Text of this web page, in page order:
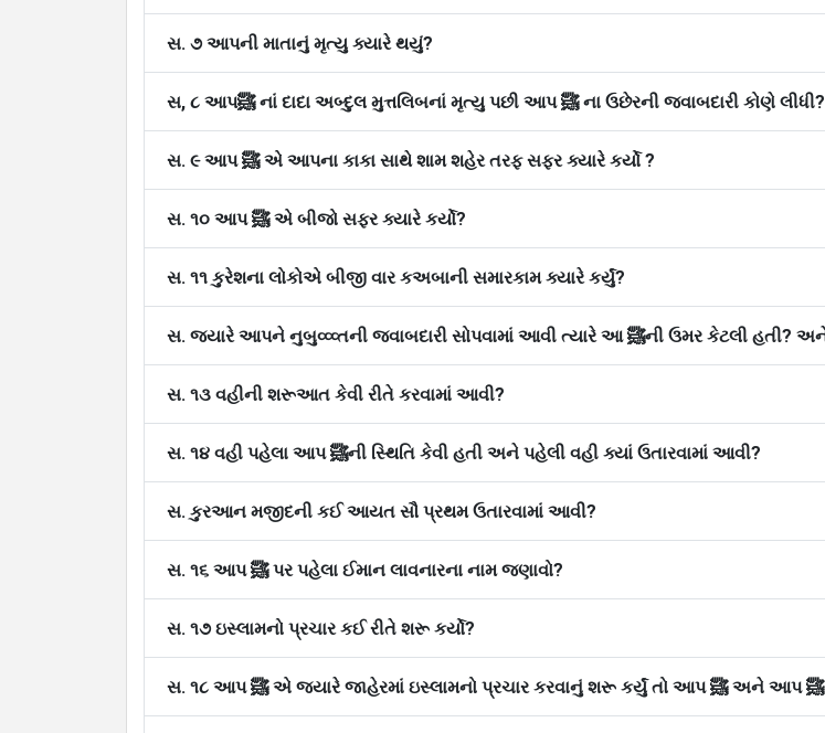
સ. ૭ આપની માતાનું મૃત્યુ ક્યારે થયું?
સ, ૮ આપﷺ નાં દાદા અબ્દુલ મુત્તલિબનાં મૃત્યુ પછી આપ ﷺ ના ઉછેરની જવાબદારી કોણે લીધી?
સ. ૯ આપ ﷺ એ આપના કાકા સાથે શામ શહેર તરફ સફર ક્યારે કર્યો ?
સ. ૧૦ આપ ﷺ એ બીજો સફર ક્યારે કર્યો?
સ. ૧૧ કુરેશના લોકોએ બીજી વાર કઅબાની સમારકામ ક્યારે કર્યું?
સ. ૧૩ વહીની શરૂઆત કેવી રીતે કરવામાં આવી?
સ. ૧૪ વહી પહેલા આપ ﷺની સ્થિતિ કેવી હતી અને પહેલી વહી ક્યાં ઉતારવામાં આવી?
સ. કુરઆન મજીદની કઈ આયત સૌ પ્રથમ ઉતારવામાં આવી?
સ. ૧૬ આપ ﷺ પર પહેલા ઈમાન લાવનારના નામ જણાવો?
સ. ૧૭ ઇસ્લામનો પ્રચાર કઈ રીતે શરૂ કર્યો?